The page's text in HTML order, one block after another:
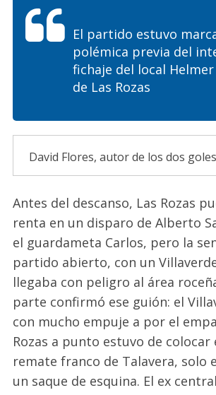
El partido estuvo
polémica previa del
fichaje del local
de Las Rozas
David Flores, autor de los dos
Antes del descanso, Las Rozas
renta en un disparo de Alberto
el guardameta Carlos, pero la
partido abierto, con un
llegaba con peligro al área
parte confirmó ese guión: el
con mucho empuje a por el
Rozas a punto estuvo de colocar
remate franco de Talavera, solo
un saque de esquina. El ex